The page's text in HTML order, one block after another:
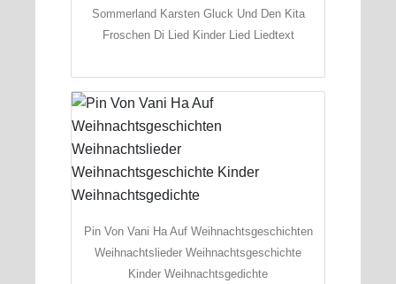
Sommerland Karsten Gluck Und Den Kita
Froschen Di Lied Kinder Lied Liedtext
Pin Von Vani Ha Auf Weihnachtsgeschichten
Weihnachtslieder Weihnachtsgeschichte
Kinder Weihnachtsgedichte